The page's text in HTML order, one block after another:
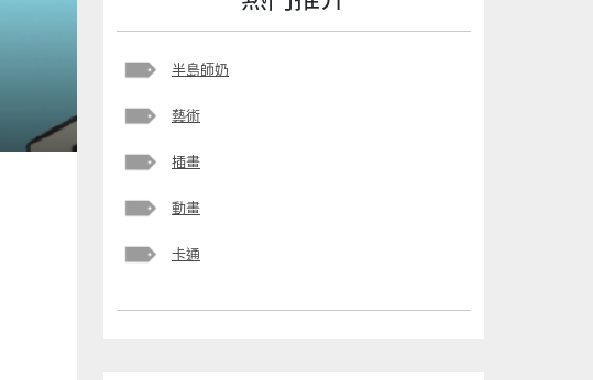
半島師奶
藝術
插畫
動畫
卡通